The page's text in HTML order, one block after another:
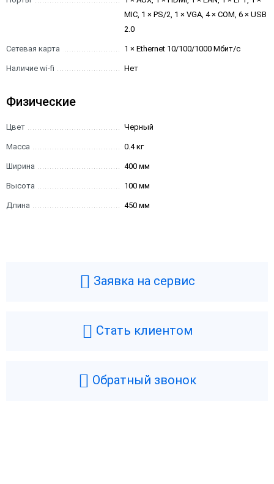
MIC, 1 × PS/2, 1 × VGA, 4 × COM, 6 × USB
2.0
Сетевая карта 1 × Ethernet 10/100/1000 Мбит/с
Наличие wi-fi Нет
Физические
Цвет Черный
Масса 0.4 кг
Ширина 400 мм
Высота 100 мм
Длина 450 мм
Заявка на сервис
Стать клиентом
Обратный звонок